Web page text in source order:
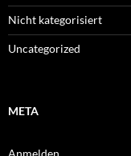
Nicht kategorisiert
Uncategorized
META